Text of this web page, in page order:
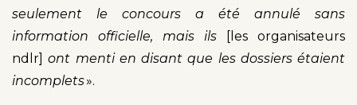
seulement le concours a été annulé sans
information officielle, mais ils
[les organisateurs
ndlr]ont menti en disant que les dossiers étaient
incomplets».